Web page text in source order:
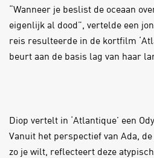
“Wanneer je beslist de oceaan
eigenlijk al dood”, vertelde een
reis resulteerde in de kortfilm
beurt aan de basis lag van haar
Diop vertelt in ‘Atlantique’ een
Vanuit het perspectief van Ada,
zo je wilt, reflecteert deze